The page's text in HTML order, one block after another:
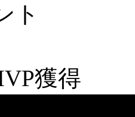
ト
獲得